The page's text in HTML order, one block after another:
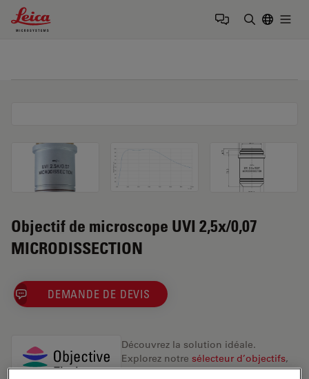
Leica Microsystems Logo
Objectif de microscope UVI 2,5x/0,07
MICRODISSECTION
DEMANDE DE DEVIS
Découvrez la solution idéale.
Explorez notre sélecteur d’objectifs,
comparez les alternatives et trouvez